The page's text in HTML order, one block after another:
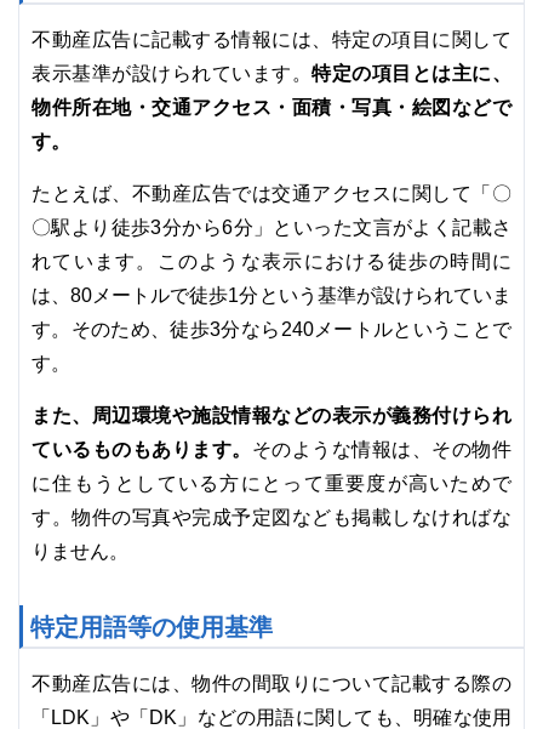
不動産広告に記載する情報には、特定の項目に関して
表示基準が設けられています。特定の項目とは主に、
物件所在地・交通アクセス・面積・写真・絵図などで
す。
たとえば、不動産広告では交通アクセスに関して「〇
〇駅より徒歩3分から6分」といった文言がよく記載さ
れています。このような表示における徒歩の時間に
は、80メートルで徒歩1分という基準が設けられていま
す。そのため、徒歩3分なら240メートルということで
す。
また、周辺環境や施設情報などの表示が義務付けられ
ているものもあります。
そのような情報は、その物件
に住もうとしている方にとって重要度が高いためで
す。物件の写真や完成予定図なども掲載しなければな
りません。
特定用語等の使用基準
不動産広告には、物件の間取りについて記載する際の
「LDK」や「DK」などの用語に関しても、明確な使用